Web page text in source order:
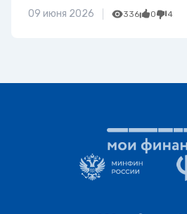
09 июня 2026 336 0 4